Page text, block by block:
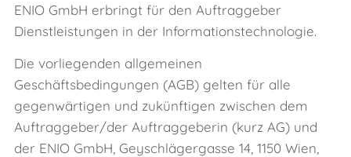
ENIO GmbH erbringt für den Auftraggeber
Dienstleistungen in der Informationstechnologie.
Die vorliegenden allgemeinen
Geschäftsbedingungen (AGB) gelten für alle
gegenwärtigen und zukünftigen zwischen dem
Auftraggeber/der Auftraggeberin (kurz AG) und
der ENIO GmbH, Geyschlägergasse 14, 1150 Wien,